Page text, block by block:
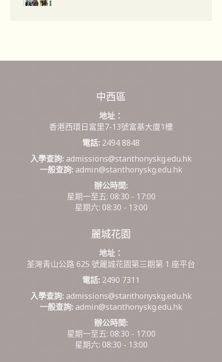
中西區
地址：
香港西環日富里7-13號富基大廈1樓
電話: 2494 8848
入學查詢:admissions@stanthonyskg.edu.hk
一般查詢:admin@stanthonyskg.edu.hk
辦公時間:
星期一至五: 08:30 - 17:00
星期六: 08:30 - 13:00
麗城花園
地址：
荃灣青山公路 625 號麗城花園第三期第 1 座平台
電話: 2490 7311
入學查詢:admissions@stanthonyskg.edu.hk
一般查詢:admin@stanthonyskg.edu.hk
辦公時間:
星期一至五: 08:30 - 17:00
星期六: 08:30 - 13:00